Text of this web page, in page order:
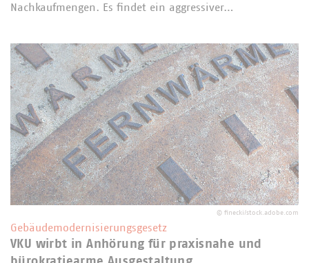
Nachkaufmengen. Es findet ein aggressiver…
© finecki/stock.adobe.com
Gebäudemodernisierungsgesetz
VKU wirbt in Anhörung für praxisnahe und